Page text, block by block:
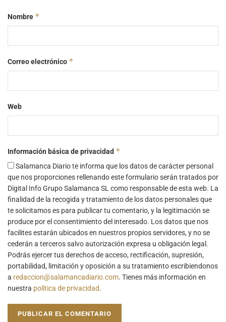
Nombre *
Correo electrónico *
Web
Información básica de privacidad *
Salamanca Diario te informa que los datos de carácter personal
que nos proporciones rellenando este formulario serán tratados por
Digital Info Grupo Salamanca SL como responsable de esta web. La
finalidad de la recogida y tratamiento de los datos personales que
te solicitamos es para publicar tu comentario, y la legitimación se
produce por el consentimiento del interesado. Los datos que nos
facilites estarán ubicados en nuestros propios servidores, y no se
cederán a terceros salvo autorización expresa u obligación legal.
Podrás ejercer tus derechos de acceso, rectificación, supresión,
portabilidad, limitación y oposición a su tratamiento escribiendonos
a redaccion@salamancadiario.com. Tienes más información en
nuestra política de privacidad.